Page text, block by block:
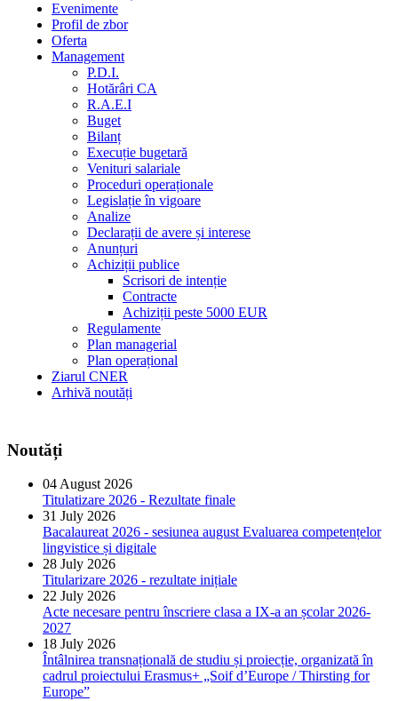
Evenimente
Profil de zbor
Oferta
Management
P.D.I.
Hotărâri CA
R.A.E.I
Buget
Bilanț
Execuție bugetară
Venituri salariale
Proceduri operaționale
Legislație în vigoare
Analize
Declarații de avere și interese
Anunțuri
Achiziții publice
Scrisori de intenție
Contracte
Achiziții peste 5000 EUR
Regulamente
Plan managerial
Plan operațional
Ziarul CNER
Arhivă noutăți
Noutăți
04 August 2026
Titulatizare 2026 - Rezultate finale
31 July 2026
Bacalaureat 2026 - sesiunea august Evaluarea competențelor
lingvistice și digitale
28 July 2026
Titularizare 2026 - rezultate inițiale
22 July 2026
Acte necesare pentru înscriere clasa a IX-a an școlar 2026-
2027
18 July 2026
Întâlnirea transnațională de studiu și proiecție, organizată în
cadrul proiectului Erasmus+ „Soif d’Europe / Thirsting for
Europe”